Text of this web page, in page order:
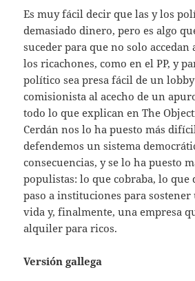
Es muy fácil decir que las y los
demasiado dinero, pero es algo
suceder para que no solo
los ricachones, como en el PP, y
político sea presa fácil de un
comisionista al acecho de un
todo lo que explican en The
Cerdán nos lo ha puesto más
defendemos un sistema
consecuencias, y se lo ha puesto
populistas: lo que cobraba, lo que
paso a instituciones para
vida y, finalmente, una empresa
alquiler para ricos.
Versión gallega